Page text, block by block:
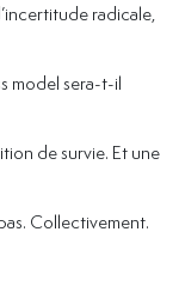
radicale,
model sera-t-il
de survie. Et une
Collectivement.